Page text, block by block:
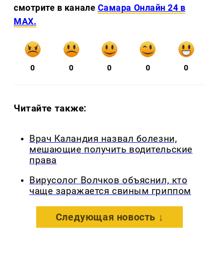
смотрите в канале Самара Онлайн 24 в
MAX.
0 0 0 0 0
Читайте также:
Врач Каландия назвал болезни,
мешающие получить водительские
права
Вирусолог Волчков объяснил, кто
чаще заражается свиным гриппом
Следующая новость ↓